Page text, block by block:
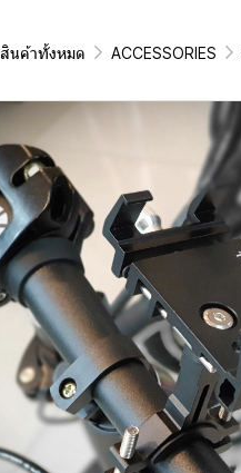
สินค้าทั้งหมด ACCESSORIES